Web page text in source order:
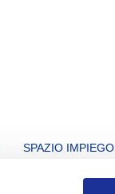
SPAZIO IMPIEGO
Offerte di lavoro